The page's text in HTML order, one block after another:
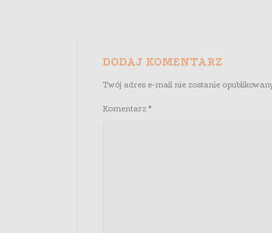
DODAJ KOMENTARZ
Twój adres e-mail nie zostanie
Komentarz *